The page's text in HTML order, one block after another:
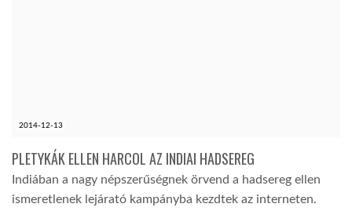
2014-12-13
PLETYKÁK ELLEN HARCOL AZ INDIAI HADSEREG
Indiában a nagy népszerűségnek örvend a hadsereg ellen
ismeretlenek lejárató kampányba kezdtek az interneten.